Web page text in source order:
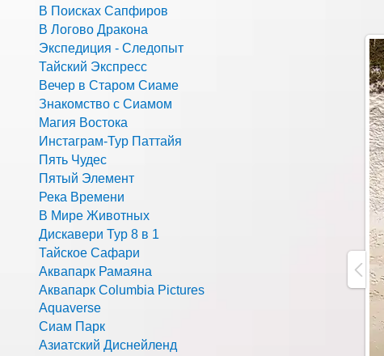
В Поисках Сапфиров
В Логово Дракона
Экспедиция - Следопыт
Тайский Экспресс
Вечер в Старом Сиаме
Знакомство с Сиамом
Магия Востока
Инстаграм-Тур Паттайя
Пять Чудес
Пятый Элемент
Река Времени
В Мире Животных
Дискавери Тур 8 в 1
Тайское Сафари
Аквапарк Рамаяна
Аквапарк Columbia Pictures
Aquaverse
Сиам Парк
Азиатский Диснейленд